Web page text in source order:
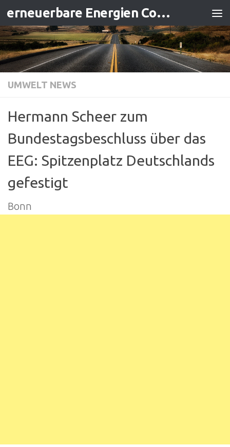
Zum Inhalt springen erneuerbare Energien Contracting
UMWELT NEWS
Hermann Scheer zum
Bundestagsbeschluss über das
EEG: Spitzenplatz Deutschlands
gefestigt
Bonn